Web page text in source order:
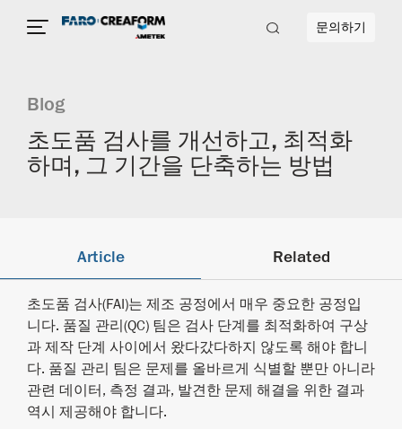
문의하기
Blog
초도품 검사를 개선하고, 최적화
하며, 그 기간을 단축하는 방법
Article Related
초도품 검사(FAI)는 제조 공정에서 매우 중요한 공정입
니다. 품질 관리(QC) 팀은 검사 단계를 최적화하여 구상
과 제작 단계 사이에서 왔다갔다하지 않도록 해야 합니
다. 품질 관리 팀은 문제를 올바르게 식별할 뿐만 아니라
관련 데이터, 측정 결과, 발견한 문제 해결을 위한 결과
역시 제공해야 합니다.